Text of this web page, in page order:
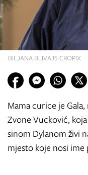
BILJANA BLIVAJS CROPIX
Mama curice je
Zvone Vucković,
sinom Dylanom živi
mjesto koje nosi ime